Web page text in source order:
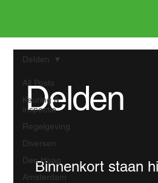
All Posts
Keuring &
inspectie
Regelgeving
Diversen
Den Haag
Amsterdam
Delden
Delden
Binnenkort staan